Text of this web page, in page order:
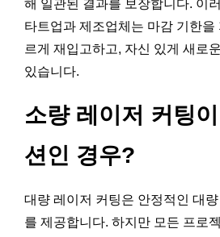
해 일관된 결과를 보장합니다. 이
타트업과 제조업체는 마감 기한을
르게 재입고하고, 자신 있게 새로
있습니다.
소량 레이저 커팅
션인 경우?
대량 레이저 커팅은 안정적인 대량
를 제공합니다. 하지만 모든 프로